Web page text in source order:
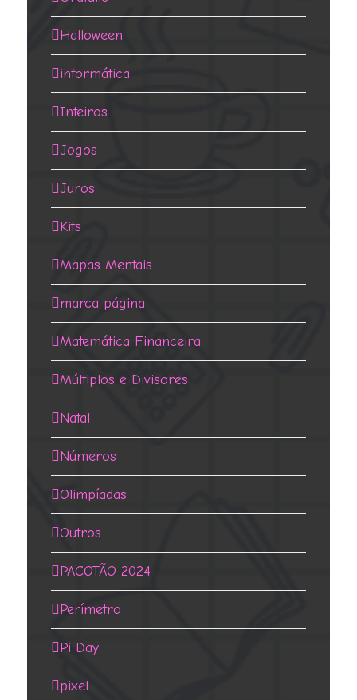
Halloween
informática
Inteiros
Jogos
Juros
Kits
Mapas Mentais
marca página
Matemática Financeira
Múltiplos e Divisores
Natal
Números
Olimpíadas
Outros
PACOTÃO 2024
Perímetro
Pi Day
pixel